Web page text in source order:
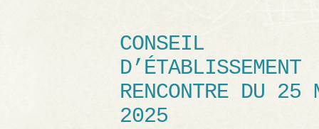
CONSEIL
D’ÉTABLISSEMENT
RENCONTRE DU 25
2025